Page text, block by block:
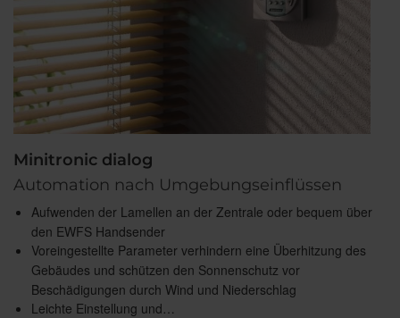
Minitronic dialog
Automation nach Umgebungseinflüssen
Aufwenden der Lamellen an der Zentrale oder bequem über
den EWFS Handsender
Voreingestellte Parameter verhindern eine Überhitzung des
Gebäudes und schützen den Sonnenschutz vor
Beschädigungen durch Wind und Niederschlag
Leichte Einstellung und…